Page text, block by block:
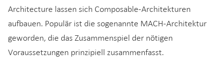
Architecture lassen sich Composable-Architekturen
aufbauen. Populär ist die sogenannte MACH-Architektur
geworden, die das Zusammenspiel der nötigen
Voraussetzungen prinzipiell zusammenfasst.